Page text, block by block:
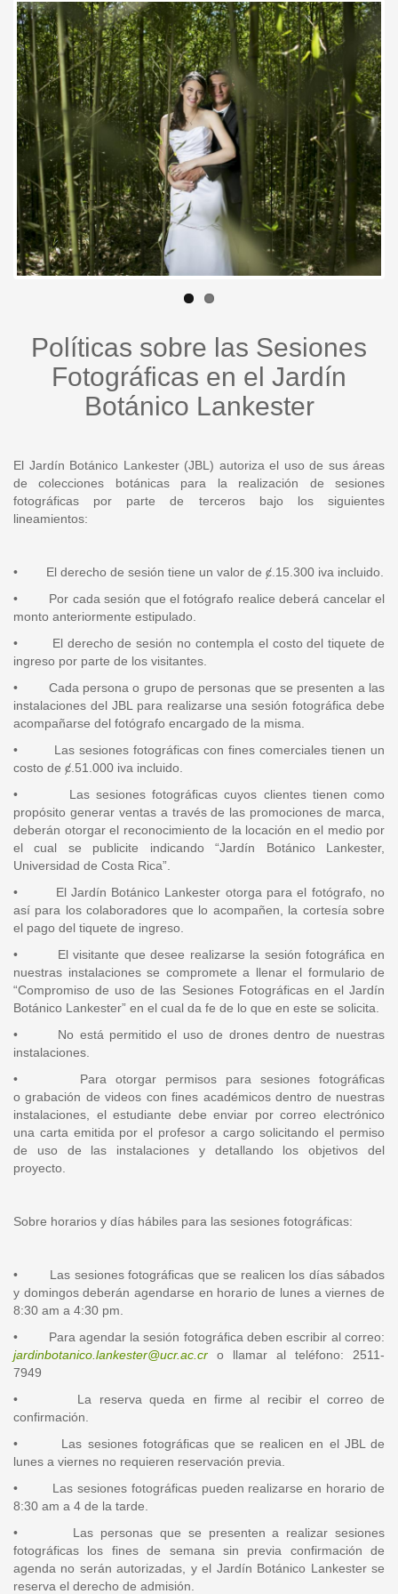
lankester_043.jpg
Políticas sobre las Sesiones
Fotográficas en el Jardín
Botánico Lankester
El Jardín Botánico Lankester (JBL) autoriza el uso de sus áreas
de colecciones botánicas para la realización de sesiones
fotográficas por parte de terceros bajo los siguientes
lineamientos:
• El derecho de sesión tiene un valor de ȼ.15.300 iva incluido.
• Por cada sesión que el fotógrafo realice deberá cancelar el
monto anteriormente estipulado.
• El derecho de sesión no contempla el costo del tiquete de
ingreso por parte de los visitantes.
• Cada persona o grupo de personas que se presenten a las
instalaciones del JBL para realizarse una sesión fotográfica debe
acompañarse del fotógrafo encargado de la misma.
• Las sesiones fotográficas con fines comerciales tienen un
costo de ȼ.51.000 iva incluido.
• Las sesiones fotográficas cuyos clientes tienen como
propósito generar ventas a través de las promociones de marca,
deberán otorgar el reconocimiento de la locación en el medio por
el cual se publicite indicando “Jardín Botánico Lankester,
Universidad de Costa Rica”.
• El Jardín Botánico Lankester otorga para el fotógrafo, no
así para los colaboradores que lo acompañen, la cortesía sobre
el pago del tiquete de ingreso.
• El visitante que desee realizarse la sesión fotográfica en
nuestras instalaciones se compromete a llenar el formulario de
“Compromiso de uso de las Sesiones Fotográficas en el Jardín
Botánico Lankester” en el cual da fe de lo que en este se solicita.
• No está permitido el uso de drones dentro de nuestras
instalaciones.
• Para otorgar permisos para sesiones fotográficas
o grabación de videos con fines académicos dentro de nuestras
instalaciones, el estudiante debe enviar por correo electrónico
una carta emitida por el profesor a cargo solicitando el permiso
de uso de las instalaciones y detallando los objetivos del
proyecto.
Sobre horarios y días hábiles para las sesiones fotográficas:
• Las sesiones fotográficas que se realicen los días sábados
y domingos deberán agendarse en horario de lunes a viernes de
8:30 am a 4:30 pm.
• Para agendar la sesión fotográfica deben escribir al correo:
jardinbotanico.lankester@ucr.ac.cr
o llamar al teléfono: 2511-
7949
• La reserva queda en firme al recibir el correo de
confirmación.
• Las sesiones fotográficas que se realicen en el JBL de
lunes a viernes no requieren reservación previa.
• Las sesiones fotográficas pueden realizarse en horario de
8:30 am a 4 de la tarde.
• Las personas que se presenten a realizar sesiones
fotográficas los fines de semana sin previa confirmación de
agenda no serán autorizadas, y el Jardín Botánico Lankester se
reserva el derecho de admisión.